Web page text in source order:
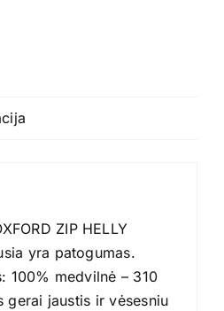
ZIP HELLY
yra patogumas.
100% medvilnė – 310
gerai jaustis ir vėsesniu